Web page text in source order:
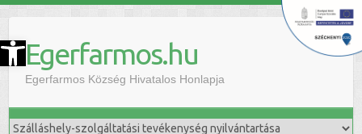
Eszköztár megnyitása Egerfarmos.hu
Egerfarmos Község Hivatalos Honlapja